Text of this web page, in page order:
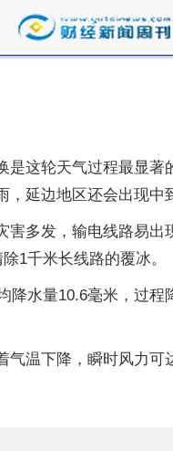
这轮天气过程最显
延边地区还会出现中
害多发，输电线路易
1千米长线路的覆冰。
降水量10.6毫米，过
温下降，瞬时风力